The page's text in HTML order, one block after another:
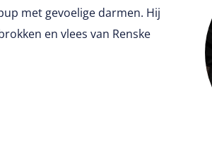
met gevoelige darmen. Hij
en vlees van Renske